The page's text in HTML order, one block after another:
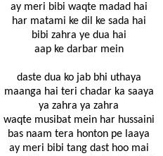
ay meri bibi waqte madad hai
har matami ke dil ke sada hai
bibi zahra ye dua hai
aap ke darbar mein
daste dua ko jab bhi uthaya
maanga hai teri chadar ka saaya
ya zahra ya zahra
waqte musibat mein har hussaini
bas naam tera honton pe laaya
ay meri bibi tang dast hoo mai